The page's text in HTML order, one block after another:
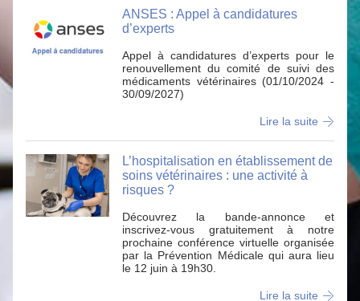
ANSES : Appel à candidatures
d’experts
Appel à candidatures d’experts pour le
renouvellement du comité de suivi des
médicaments vétérinaires (01/10/2024 -
30/09/2027)
Lire la suite
L’hospitalisation en établissement de
soins vétérinaires : une activité à
risques ?
Découvrez la bande-annonce et
inscrivez-vous gratuitement à notre
prochaine conférence virtuelle organisée
par la Prévention Médicale qui aura lieu
le 12 juin à 19h30.
Lire la suite